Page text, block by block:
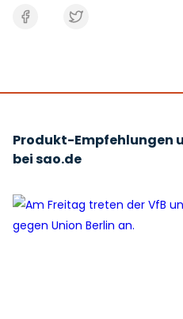
Produkt-
bei sao.de